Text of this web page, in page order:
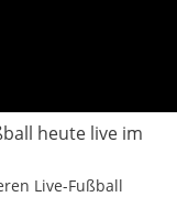
heute live im
Live-Fußball